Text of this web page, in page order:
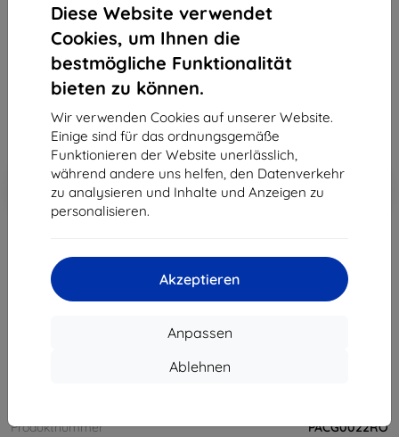
Diese Website verwendet
Cookies, um Ihnen die
bestmögliche Funktionalität
bieten zu können.
Wir verwenden Cookies auf unserer Website.
Einige sind für das ordnungsgemäße
Funktionieren der Website unerlässlich,
während andere uns helfen, den Datenverkehr
zu analysieren und Inhalte und Anzeigen zu
personalisieren.
Akzeptieren
Anpassen
Ablehnen
Kaufen Sie dieses Gerät und erhalten Sie
Rabatt
auf sämtliches Zubehör dafür!
103,90 €
93,51 €
ohne MWSt78,58 €
-10%
Rabatt mit Gutschein
EXTRA10
In den
Warenkorb
ausverkauft
ausverkauft
Weitere Varianten dieses Produkts
Produktnummer
PACG0022RO